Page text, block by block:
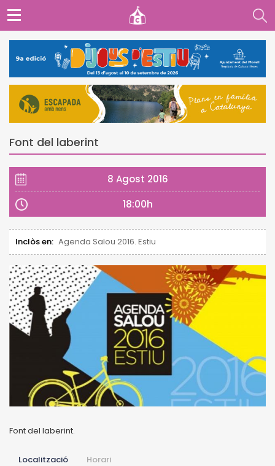
Font del laberint
8 Agost 2016
18:00h
Inclòs en: Agenda Salou 2016. Estiu
Font del laberint.
Localització Horari